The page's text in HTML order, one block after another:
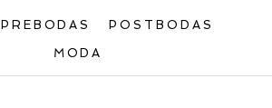
PREBODAS POSTBODAS
MODA